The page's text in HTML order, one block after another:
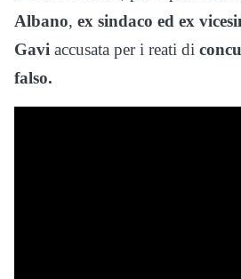
Albano, ex sindaco ed ex
Gavi accusata per i reati di
falso.